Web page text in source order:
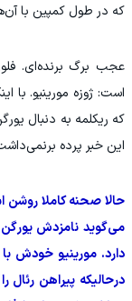
که در طول کمپین با
عجب برگ برنده‌ای.
است: ژوزه مورینیو. با
که ریکلمه به دنبال
این خبر پرده
حالا صحنه کاملا روشن
می‌گوید نامزدش
دارد. مورینیو خودش